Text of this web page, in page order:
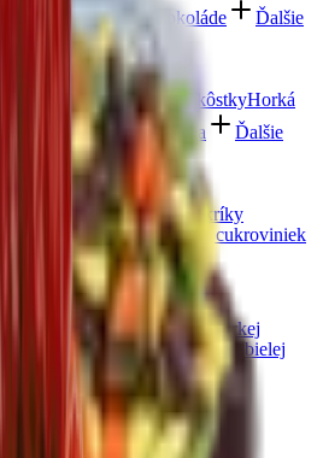
Orechový mix v čokoláde
Ďalšie
Čokoládové hrudky a kôstkyHorká
čokoláda Biela čokoláda
Ďalšie
Slaný karamelŽelé cukríky
drievko a pelendrekyMix cukroviniek
v čokoládeOvocie v horkej
v mliečnej čokoláde
Ovocie v bielej
Jablkové trubičky máčané
Ďalšie kategórie
Čokolády bez